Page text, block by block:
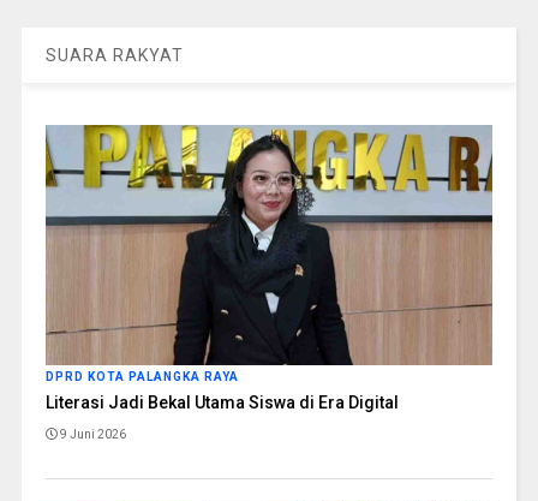
SUARA RAKYAT
DPRD KOTA PALANGKA RAYA
Literasi Jadi Bekal Utama Siswa di Era Digital
9 Juni 2026